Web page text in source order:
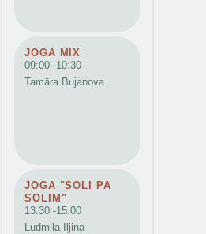
JOGA MIX
09:00 -10:30
Tamāra Bujanova
JOGA "SOLI PA
SOLIM"
13:30 -15:00
Ludmila Iļjina